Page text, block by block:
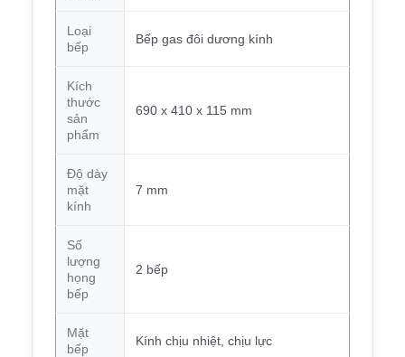
Loại
bếp
Bếp gas đôi dương kính
Kích
thước
sản
phẩm
690 x 410 x 115 mm
Độ dày
mặt
kính
7 mm
Số
lượng
họng
bếp
2 bếp
Mặt
bếp
Kính chịu nhiệt, chịu lực